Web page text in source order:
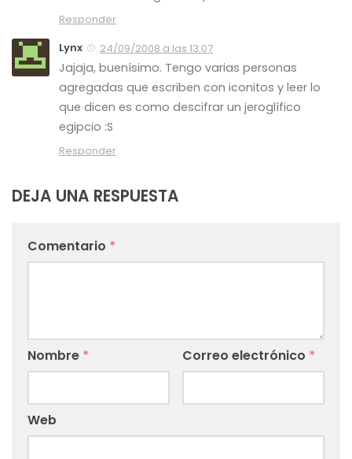
Responder
Lynx
24/09/2008 a las 13:07
Jajaja, buenísimo. Tengo varias personas
agregadas que escriben con iconitos y leer lo
que dicen es como descifrar un jeroglífico
egipcio :S
Responder
DEJA UNA RESPUESTA
Comentario *
Nombre * Correo electrónico *
Web